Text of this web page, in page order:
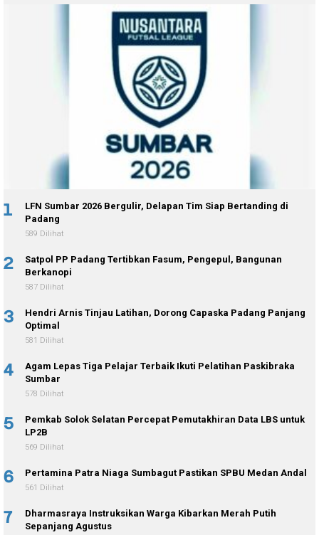
1
LFN Sumbar 2026 Bergulir, Delapan Tim Siap Bertanding di
Padang
589 Dilihat
2
Satpol PP Padang Tertibkan Fasum, Pengepul, Bangunan
Berkanopi
587 Dilihat
3
Hendri Arnis Tinjau Latihan, Dorong Capaska Padang Panjang
Optimal
581 Dilihat
4
Agam Lepas Tiga Pelajar Terbaik Ikuti Pelatihan Paskibraka
Sumbar
578 Dilihat
5
Pemkab Solok Selatan Percepat Pemutakhiran Data LBS untuk
LP2B
569 Dilihat
6 Pertamina Patra Niaga Sumbagut Pastikan SPBU Medan Andal
561 Dilihat
7
Dharmasraya Instruksikan Warga Kibarkan Merah Putih
Sepanjang Agustus